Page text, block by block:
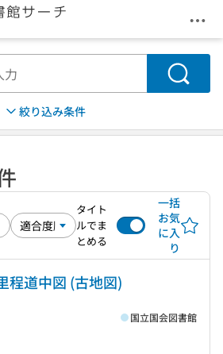
メ
検索
絞り込み条件
タイト
ルでま
とめる
一括
お気
に入
り
程道中図 (古地図)
国立国会図書館